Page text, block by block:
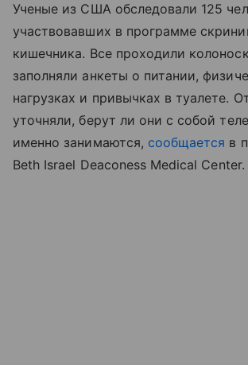
Ученые из США обследовали 125
участвовавших в программе
кишечника. Все проходили
заполняли анкеты о питании,
нагрузках и привычках в туалете.
уточняли, берут ли они с собой
именно занимаются, сообщается в
Beth Israel Deaconess Medical Center.